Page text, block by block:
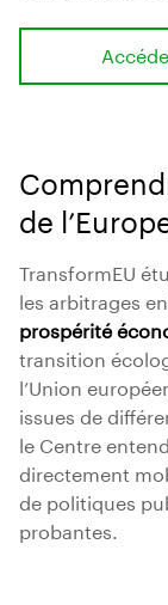
de
TransformEU
les arbitrages
prospérité
transition
l’Union
issues de
le Centre
directement
de politiques
probantes.